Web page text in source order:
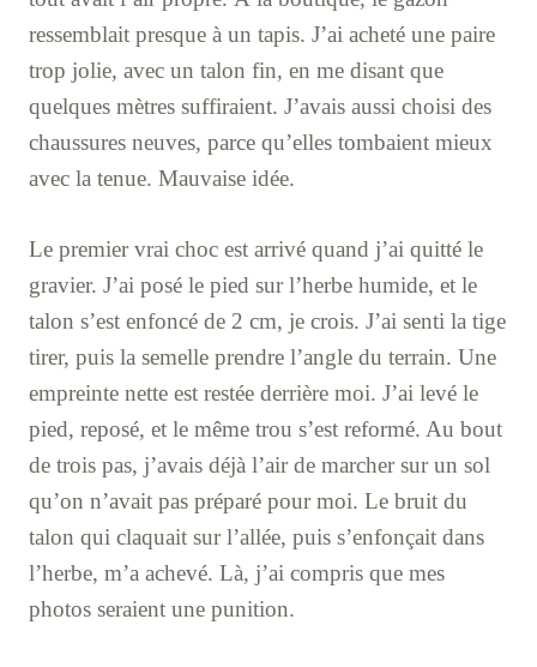
ressemblait presque à un tapis. J’ai acheté une paire
trop jolie, avec un talon fin, en me disant que
quelques mètres suffiraient. J’avais aussi choisi des
chaussures neuves, parce qu’elles tombaient mieux
avec la tenue. Mauvaise idée.
Le premier vrai choc est arrivé quand j’ai quitté le
gravier. J’ai posé le pied sur l’herbe humide, et le
talon s’est enfoncé de 2 cm, je crois. J’ai senti la tige
tirer, puis la semelle prendre l’angle du terrain. Une
empreinte nette est restée derrière moi. J’ai levé le
pied, reposé, et le même trou s’est reformé. Au bout
de trois pas, j’avais déjà l’air de marcher sur un sol
qu’on n’avait pas préparé pour moi. Le bruit du
talon qui claquait sur l’allée, puis s’enfonçait dans
l’herbe, m’a achevé. Là, j’ai compris que mes
photos seraient une punition.